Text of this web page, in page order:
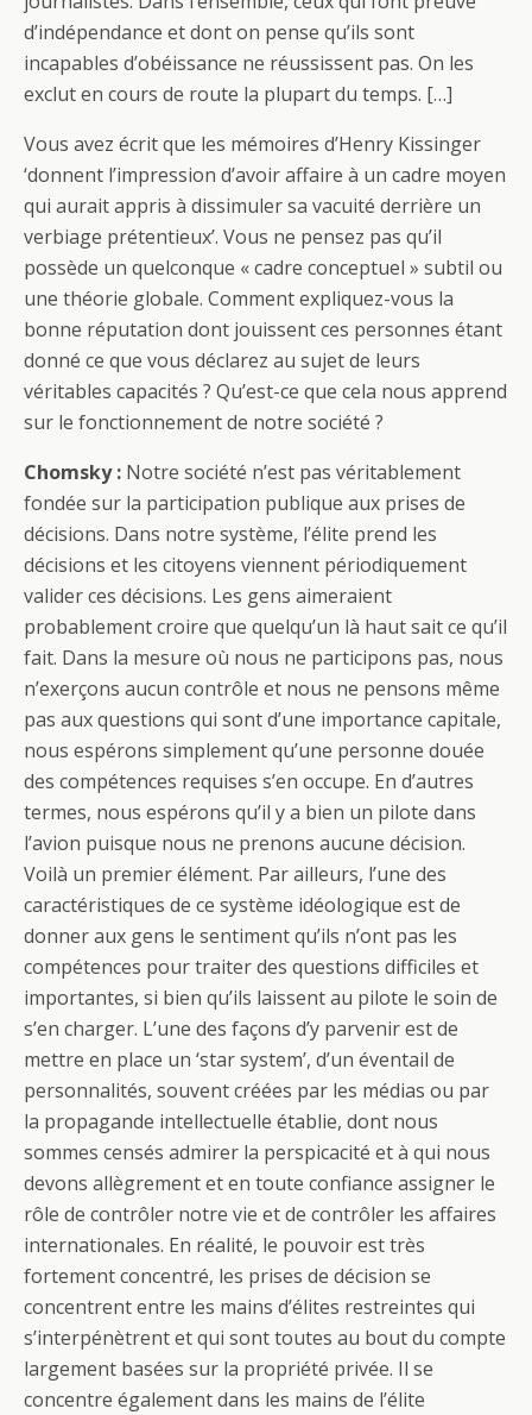
d’indépendance et dont on pense qu’ils sont
incapables d’obéissance ne réussissent pas. On les
exclut en cours de route la plupart du temps. […]
Vous avez écrit que les mémoires d’Henry Kissinger
‘donnent l’impression d’avoir affaire à un cadre moyen
qui aurait appris à dissimuler sa vacuité derrière un
verbiage prétentieux’. Vous ne pensez pas qu’il
possède un quelconque « cadre conceptuel » subtil ou
une théorie globale. Comment expliquez-vous la
bonne réputation dont jouissent ces personnes étant
donné ce que vous déclarez au sujet de leurs
véritables capacités ? Qu’est-ce que cela nous apprend
sur le fonctionnement de notre société ?
Chomsky : Notre société n’est pas véritablement
fondée sur la participation publique aux prises de
décisions. Dans notre système, l’élite prend les
décisions et les citoyens viennent périodiquement
valider ces décisions. Les gens aimeraient
probablement croire que quelqu’un là haut sait ce qu’il
fait. Dans la mesure où nous ne participons pas, nous
n’exerçons aucun contrôle et nous ne pensons même
pas aux questions qui sont d’une importance capitale,
nous espérons simplement qu’une personne douée
des compétences requises s’en occupe. En d’autres
termes, nous espérons qu’il y a bien un pilote dans
l’avion puisque nous ne prenons aucune décision.
Voilà un premier élément. Par ailleurs, l’une des
caractéristiques de ce système idéologique est de
donner aux gens le sentiment qu’ils n’ont pas les
compétences pour traiter des questions difficiles et
importantes, si bien qu’ils laissent au pilote le soin de
s’en charger. L’une des façons d’y parvenir est de
mettre en place un ‘star system’, d’un éventail de
personnalités, souvent créées par les médias ou par
la propagande intellectuelle établie, dont nous
sommes censés admirer la perspicacité et à qui nous
devons allègrement et en toute confiance assigner le
rôle de contrôler notre vie et de contrôler les affaires
internationales. En réalité, le pouvoir est très
fortement concentré, les prises de décision se
concentrent entre les mains d’élites restreintes qui
s’interpénètrent et qui sont toutes au bout du compte
largement basées sur la propriété privée. Il se
concentre également dans les mains de l’élite